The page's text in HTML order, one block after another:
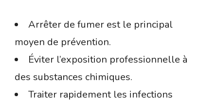
Arrêter de fumer est le principal
moyen de prévention.
Éviter l’exposition professionnelle à
des substances chimiques.
Traiter rapidement les infections